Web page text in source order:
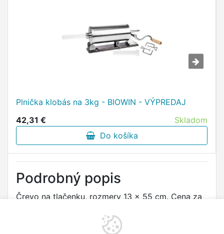
Plnička klobás na 3kg - BIOWIN - VÝPREDAJ
42,31 €
Skladom
Do košíka
Podrobný popis
Črevo na tlačenku, rozmery 13 x 55 cm. Cena za